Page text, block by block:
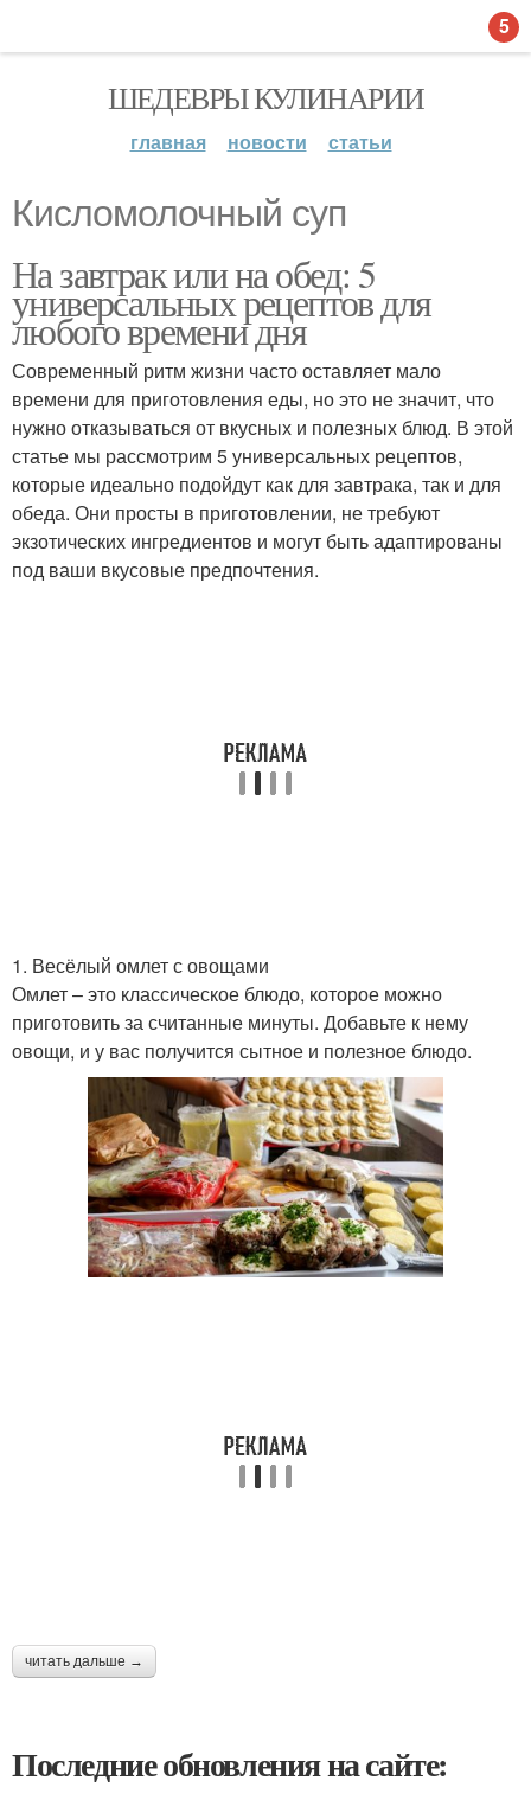
ШЕДЕВРЫ КУЛИНАРИИ
главная новости статьи
Кисломолочный суп
На завтрак или на обед: 5
универсальных рецептов для
любого времени дня
Современный ритм жизни часто оставляет мало
времени для приготовления еды, но это не значит, что
нужно отказываться от вкусных и полезных блюд. В этой
статье мы рассмотрим 5 универсальных рецептов,
которые идеально подойдут как для завтрака, так и для
обеда. Они просты в приготовлении, не требуют
экзотических ингредиентов и могут быть адаптированы
под ваши вкусовые предпочтения.
1. Весёлый омлет с овощами
Омлет – это классическое блюдо, которое можно
приготовить за считанные минуты. Добавьте к нему
овощи, и у вас получится сытное и полезное блюдо.
читать дальше →
Последние обновления на сайте:
5